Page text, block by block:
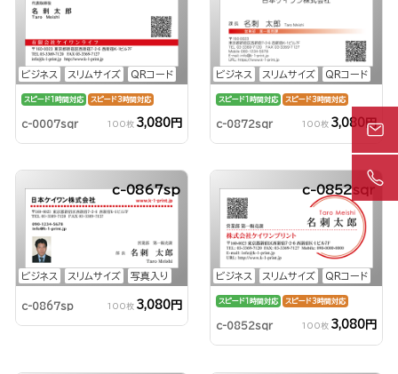
ビジネス スリムサイズ QRコード
スピード1時間対応 スピード3時間対応
c-0007sqr 100枚 3,080円
ビジネス スリムサイズ QRコード
スピード1時間対応 スピード3時間対応
c-0872sqr 100枚 3,080円
ビジネス スリムサイズ 写真入り
c-0867sp
c-0867sp 100枚 3,080円
ビジネス スリムサイズ QRコード
c-0852sqr
スピード1時間対応 スピード3時間対応
c-0852sqr 100枚 3,080円